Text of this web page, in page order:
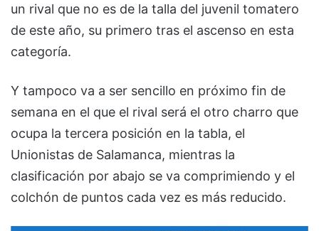
un rival que no es de la talla del juvenil tomatero
de este año, su primero tras el ascenso en esta
categoría.
Y tampoco va a ser sencillo en próximo fin de
semana en el que el rival será el otro charro que
ocupa la tercera posición en la tabla, el
Unionistas de Salamanca, mientras la
clasificación por abajo se va comprimiendo y el
colchón de puntos cada vez es más reducido.